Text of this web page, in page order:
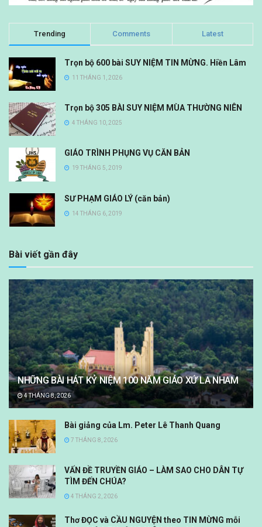
Trending Comments Latest
Trọn bộ 600 bài SUY NIỆM TIN MỪNG. Hiền Lâm
11 THÁNG 1, 2026
Trọn bộ 305 BÀI SUY NIỆM MÙA THƯỜNG NIÊN
4 THÁNG 10, 2025
GIÁO TRÌNH PHỤNG VỤ CĂN BẢN
19 THÁNG 5, 2019
SƯ PHẠM GIÁO LÝ (căn bản)
14 THÁNG 6, 2019
Bài viết gần đây
NHỮNG BÀI HÁT KỶ NIỆM 100 NĂM GIÁO XỨ LA NHAM
4 THÁNG 8, 2026
Bài giảng của Lm. Peter Lê Thanh Quang
7 THÁNG 8, 2026
VẤN ĐỀ TRUYỀN GIÁO – LÀM SAO CHO DÂN TỰ
TÌM ĐẾN CHÚA?
4 THÁNG 2, 2026
Thơ ĐỌC và CẦU NGUYỆN theo TIN MỪNG mỗi